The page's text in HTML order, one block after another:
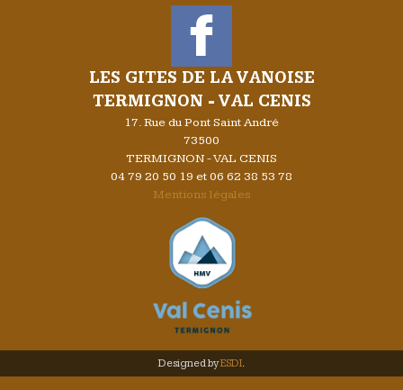
LES GITES DE LA VANOISE
TERMIGNON - VAL CENIS
17. Rue du Pont Saint André
73500
TERMIGNON - VAL CENIS
04 79 20 50 19 et 06 62 38 53 78
Mentions légales
Designed byESDI.